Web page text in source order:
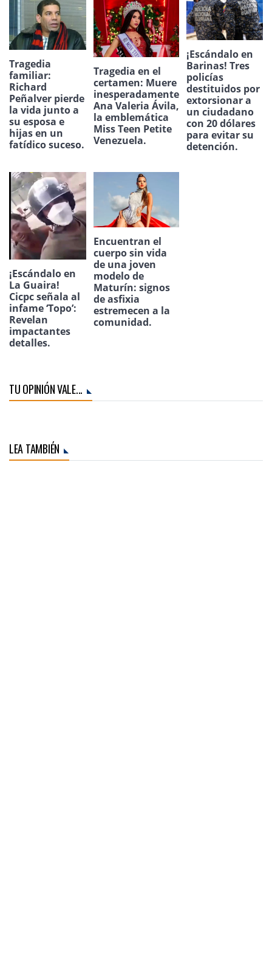
Tragedia
familiar:
Richard
Peñalver pierde
la vida junto a
su esposa e
hijas en un
fatídico suceso.
Tragedia en el
certamen: Muere
inesperadamente
Ana Valeria Ávila,
la emblemática
Miss Teen Petite
Venezuela.
¡Escándalo en
Barinas! Tres
policías
destituidos por
extorsionar a
un ciudadano
con 20 dólares
para evitar su
detención.
¡Escándalo en
La Guaira!
Cicpc señala al
infame ‘Topo’:
Revelan
impactantes
detalles.
Encuentran el
cuerpo sin vida
de una joven
modelo de
Maturín: signos
de asfixia
estremecen a la
comunidad.
TU OPINIÓN VALE...
LEA TAMBIÉN